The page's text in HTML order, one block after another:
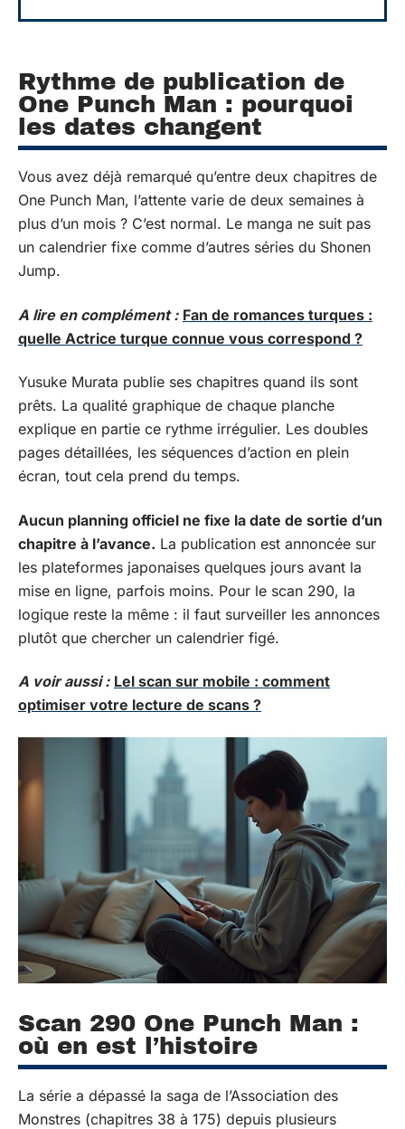
Rythme de publication de
One Punch Man : pourquoi
les dates changent
Vous avez déjà remarqué qu’entre deux chapitres de
One Punch Man, l’attente varie de deux semaines à
plus d’un mois ? C’est normal. Le manga ne suit pas
un calendrier fixe comme d’autres séries du Shonen
Jump.
A lire en complément : Fan de romances turques :
quelle Actrice turque connue vous correspond ?
Yusuke Murata publie ses chapitres quand ils sont
prêts. La qualité graphique de chaque planche
explique en partie ce rythme irrégulier. Les doubles
pages détaillées, les séquences d’action en plein
écran, tout cela prend du temps.
Aucun planning officiel ne fixe la date de sortie d’un
chapitre à l’avance. La publication est annoncée sur
les plateformes japonaises quelques jours avant la
mise en ligne, parfois moins. Pour le scan 290, la
logique reste la même : il faut surveiller les annonces
plutôt que chercher un calendrier figé.
A voir aussi : Lel scan sur mobile : comment
optimiser votre lecture de scans ?
Scan 290 One Punch Man :
où en est l’histoire
La série a dépassé la saga de l’Association des
Monstres (chapitres 38 à 175) depuis plusieurs